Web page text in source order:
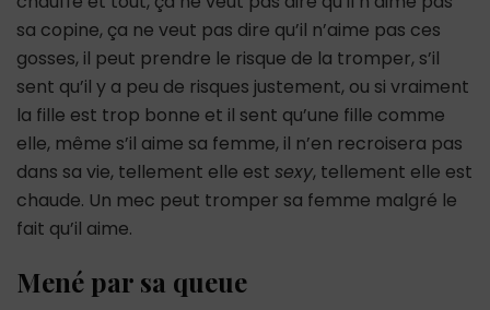
sa copine, ça ne veut pas dire qu’il n’aime pas ces
gosses, il peut prendre le risque de la tromper, s’il
sent qu’il y a peu de risques justement, ou si vraiment
la fille est trop bonne et il sent qu’une fille comme
elle, même s’il aime sa femme, il n’en recroisera pas
dans sa vie, tellement elle est sexy, tellement elle est
chaude. Un mec peut tromper sa femme malgré le
fait qu’il aime.
Mené par sa queue